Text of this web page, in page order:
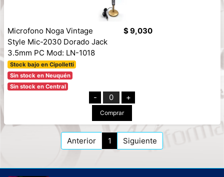
Microfono Noga Vintage
Style Mic-2030 Dorado Jack
3.5mm PC Mod: LN-1018
Stock bajo en Cipolletti
Sin stock en Neuquén
Sin stock en Central
$ 9,030
- 0 +
Comprar
Anterior 1 Siguiente